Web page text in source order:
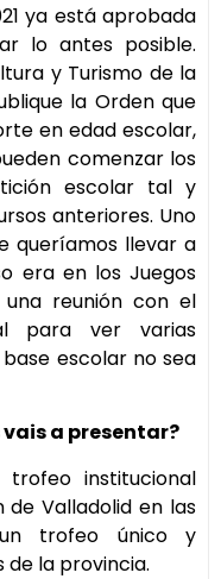
ya está aprobada
lo antes posible.
y Turismo de la
la Orden que
en edad escolar,
comenzar los
escolar tal y
anteriores. Uno
queríamos llevar a
era en los Juegos
una reunión con el
para ver varias
escolar no sea
a presentar?
institucional
de Valladolid en las
un trofeo único y
de la provincia.